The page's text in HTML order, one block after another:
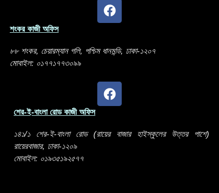
শংকর কাজী অফিস
৮৮ শংকর, চেয়ারম্যান গলি, পশ্চিম ধানমন্ডি, ঢাকা-১২০৭
মোবাইল: ০১৭৭১৭৭৩০৯৯
শের-ই-বাংলা রোড কাজী অফিস
১৪১/১ শের-ই-বাংলা রোড (রায়ের বাজার হাইস্কুলের উত্তর পাশে)
রায়েরবাজার, ঢাকা-১২০৯
মোবাইল: ০১৯৩৫১৯২৫৭৭